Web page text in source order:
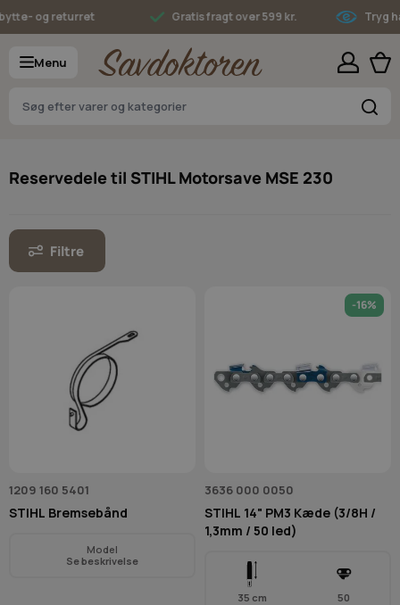
Skip to Content
og returret Gratis fragt over 599 kr. Tryg
Menu
Reservedele til STIHL Motorsave MSE 230
Filtre
1209 160 5401
STIHL Bremsebånd
Model
Se beskrivelse
-16%
3636 000 0050
STIHL 14" PM3 Kæde (3/8H /
1,3mm / 50 led)
35 cm 50